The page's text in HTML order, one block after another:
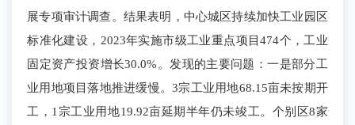
展专项审计调查。结果表明，中心城区持续加快工业园区
标准化建设， 2023年实施市级工业重点项目474个 ，工业
固定资产投资增长30.0%。发现的主要问题：一是部分工
业用地项目落地推进缓慢。3宗工业用地68.15亩未按期开
工， 1宗工业用地19.92亩延期半年仍未竣工。 个别 区8家